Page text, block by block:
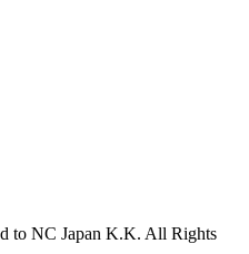
to NC Japan K.K. All Rights